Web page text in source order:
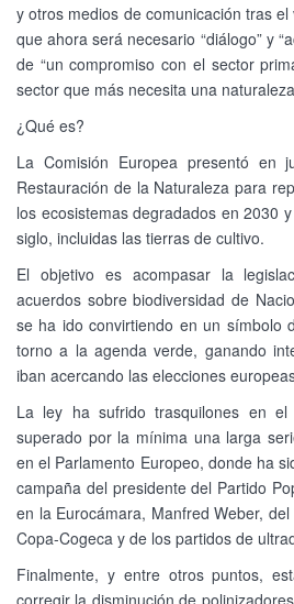
y otros medios de comunicación tras
que ahora será necesario “diálogo” y
de “un compromiso con el sector
sector que más necesita una
¿Qué es?
La Comisión Europea presentó
Restauración de la Naturaleza para
los ecosistemas degradados en 2030
siglo, incluidas las tierras de cultivo.
El objetivo es acompasar la
acuerdos sobre biodiversidad de
se ha ido convirtiendo en un símbolo
torno a la agenda verde, ganando
iban acercando las elecciones
La ley ha sufrido trasquilones en
superado por la mínima una larga
en el Parlamento Europeo, donde ha
campaña del presidente del Partido
en la Eurocámara, Manfred Weber, del
Copa-Cogeca y de los partidos de
Finalmente, y entre otros puntos,